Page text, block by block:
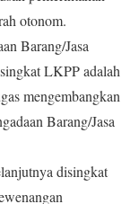
otonom.
Barang/Jasa
LKPP adalah
mengembangkan
Barang/Jasa
disingkat